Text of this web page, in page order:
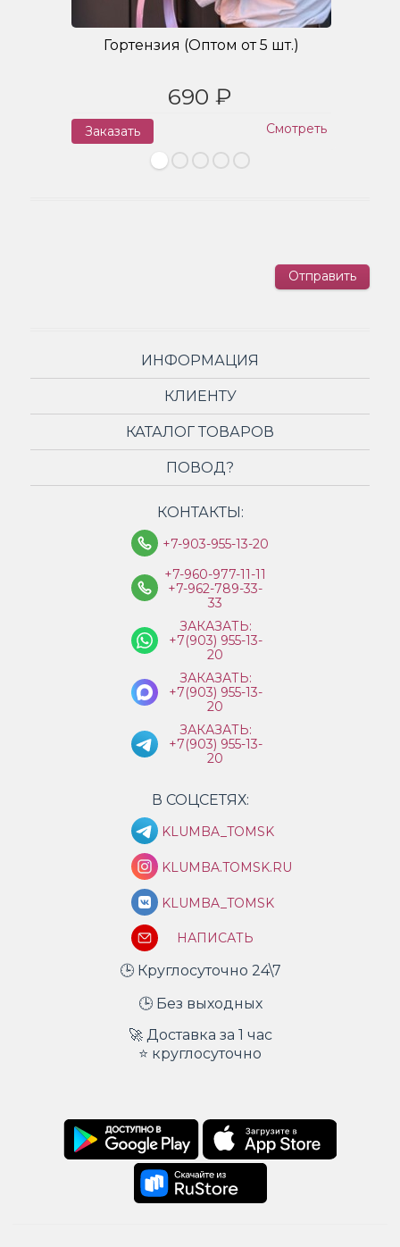
Гортензия (Оптом от 5 шт.)
690 ₽
Заказать Смотреть
Отправить
ИНФОРМАЦИЯ
КЛИЕНТУ
КАТАЛОГ ТОВАРОВ
ПОВОД?
КОНТАКТЫ:
+7-903-955-13-20
+7-960-977-11-11
+7-962-789-33-
33
ЗАКАЗАТЬ:
+7(903) 955-13-
20
ЗАКАЗАТЬ:
+7(903) 955-13-
20
ЗАКАЗАТЬ:
+7(903) 955-13-
20
В СОЦСЕТЯХ:
KLUMBA_TOMSK
KLUMBA.TOMSK.RU
KLUMBA_TOMSK
НАПИСАТЬ
🕒 Круглосуточно 24\7
🕒 Без выходных
🚀 Доставка за 1 час
⭐ круглосуточно